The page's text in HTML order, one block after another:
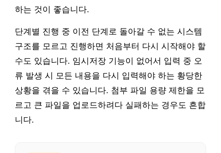
하는 것이 좋습니다.
단계별 진행 중 이전 단계로 돌아갈 수 없는 시스템
구조를 모르고 진행하면 처음부터 다시 시작해야 할
수도 있습니다. 임시저장 기능이 없어서 입력 중 오
류 발생 시 모든 내용을 다시 입력해야 하는 황당한
상황을 겪을 수 있습니다. 첨부 파일 용량 제한을 모
르고 큰 파일을 업로드하려다 실패하는 경우도 흔합
니다.